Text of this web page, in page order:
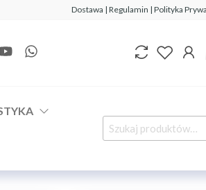
Dostawa | Regulamin | Polityka